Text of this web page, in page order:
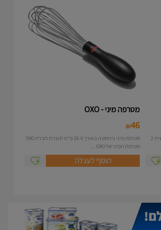
מכונה להכנת עוגיות מרוקאיות ומטחנת רב שימושית 2
מטרפה מיני - OXO
46
₪
מטרפה מיני נירוסטה באורך 18.4 ס"מ תוצרת חברת OXO
מטרפת המיני של OXO ...
הוסף לעגלה